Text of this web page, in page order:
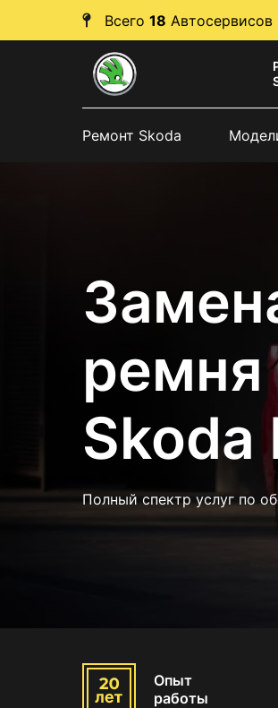
Всего 18 Автосервисов
Ремонт Skoda
ремня
Skoda
Полный спектр услуг по
Опыт
работы